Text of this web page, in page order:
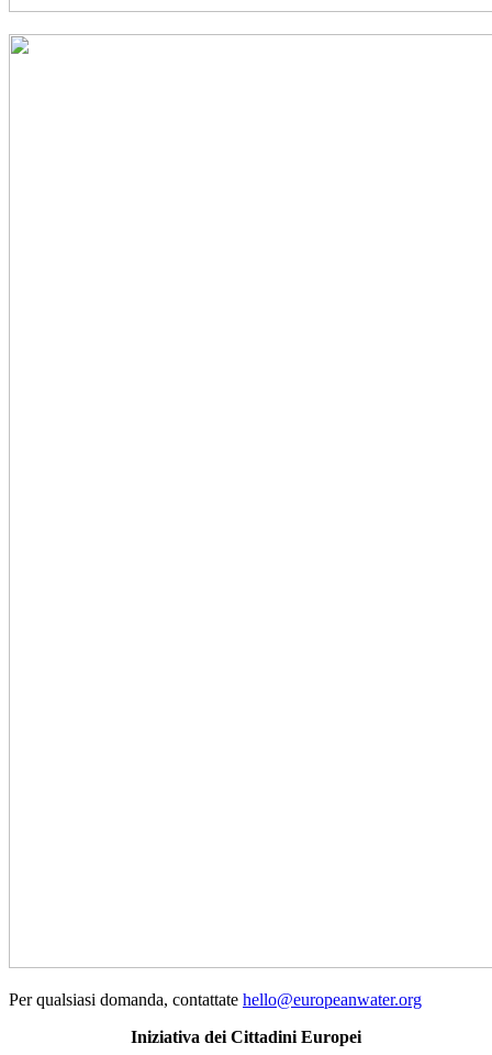
Per qualsiasi domanda, contattate hello@europeanwater.org
Iniziativa dei Cittadini Europei